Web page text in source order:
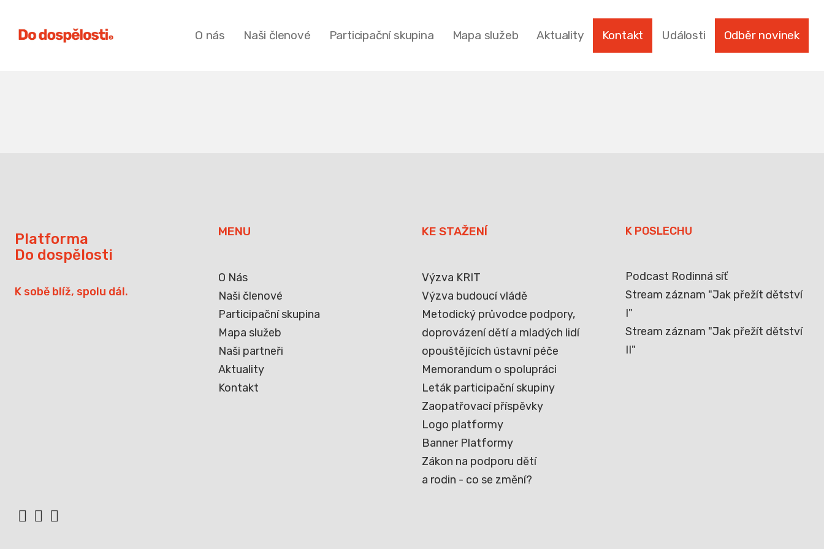
O nás Naši členové Participační skupina Mapa služeb Aktuality Kontakt Události Odběr novinek
Platforma
Do dospělosti
K sobě blíž, spolu dál.
MENU
O Nás
Naši členové
Participační skupina
Mapa služeb
Naši partneři
Aktuality
Kontakt
KE STAŽENÍ
Výzva KRIT
Výzva budoucí vládě
Metodický průvodce podpory,
doprovázení dětí a mladých lidí
opouštějících ústavní péče
Memorandum o spolupráci
Leták participační skupiny
Zaopatřovací příspěvky
Logo platformy
Banner Platformy
Zákon na podporu dětí
a rodin - co se změní?
K POSLECHU
Podcast Rodinná síť
Stream záznam "Jak přežít dětství
I"
Stream záznam "Jak přežít dětství
II"